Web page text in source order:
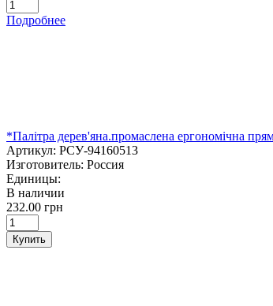
Подробнее
*Палітра дерев'яна.промаслена ергономічна
Артикул: РСУ-94160513
Изготовитель: Россия
Единицы:
В наличии
232.00 грн
Купить